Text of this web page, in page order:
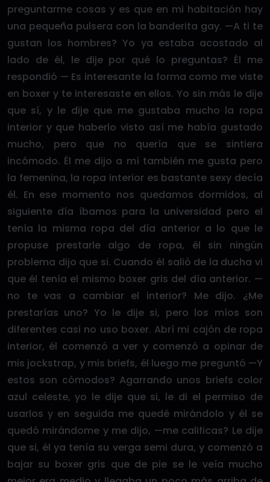
preguntarme cosas y es que en mi habitación hay
una pequeña pulsera con la banderita gay. —A ti te
gustan los hombres? Yo ya estaba acostado al
lado de él, le dije por qué lo preguntas? Él me
respondió — Es interesante la forma como me viste
en boxer y te interesaste en ellos. Yo sin más le dije
que sí, y le dije que me gustaba mucho la ropa
interior y que haberlo visto así me había gustado
mucho, pero que no quería que se sintiera
incómodo. Él me dijo a mí también me gusta pero
la femenina, la ropa interior es bastante sexy decía
él. En ese momento nos quedamos dormidos, al
siguiente día íbamos para la universidad pero el
tenía la misma ropa del día anterior a lo que le
propuse prestarle algo de ropa, él sin ningún
problema dijo que si. Cuando él salió de la ducha vi
que él tenía el mismo boxer gris del día anterior. —
no te vas a cambiar el interior? Me dijo. ¿Me
prestarías uno? Yo le dije si, pero los míos son
diferentes casi no uso boxer. Abrí mi cajón de ropa
interior, él comenzó a ver y comenzó a opinar de
mis jockstrap, y mis briefs, él luego me preguntó —Y
estos son cómodos? Agarrando unos briefs color
azul celeste, yo le dije que si, le di el permiso de
usarlos y en seguida me quedé mirándolo y él se
quedó mirándome y me dijo, —me calificas? Le dije
que si, él ya tenía su verga semi dura, y comenzó a
bajar su boxer gris que de pie se le veía mucho